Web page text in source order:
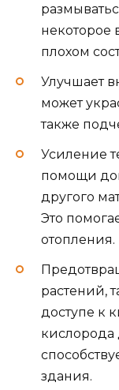
некоторое
плохом
Улучшает
может
также
Усиление
помощи
другого
Это
отопления.
растений,
доступе к
кислорода
здания.